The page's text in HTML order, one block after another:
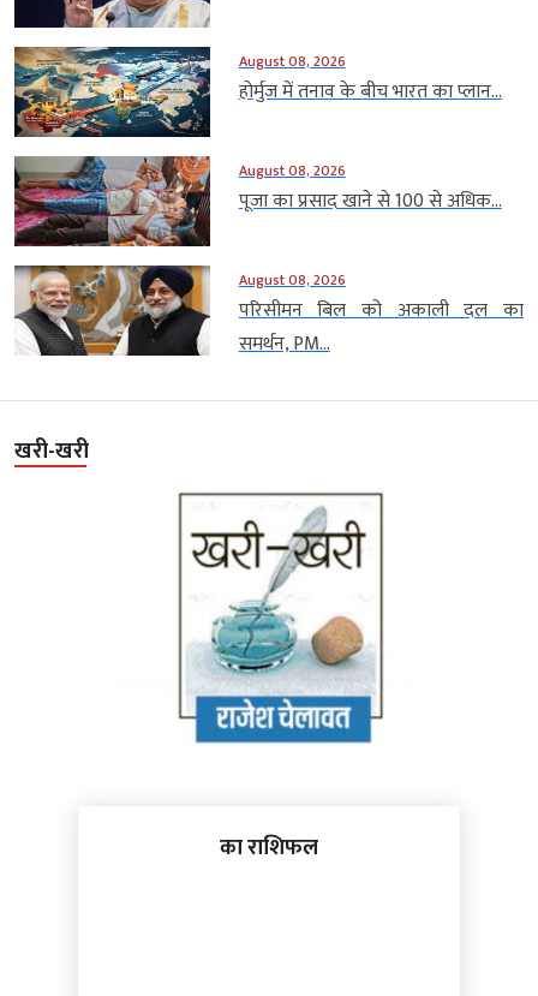
August 08, 2026
होर्मुज में तनाव के बीच भारत का प्लान...
August 08, 2026
पूजा का प्रसाद खाने से 100 से अधिक...
August 08, 2026
परिसीमन बिल को अकाली दल का
समर्थन, PM...
खरी-खरी
का राशिफल